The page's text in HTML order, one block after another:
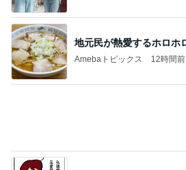
地元民が熱愛するホロホ
Amebaトピックス 12時間前